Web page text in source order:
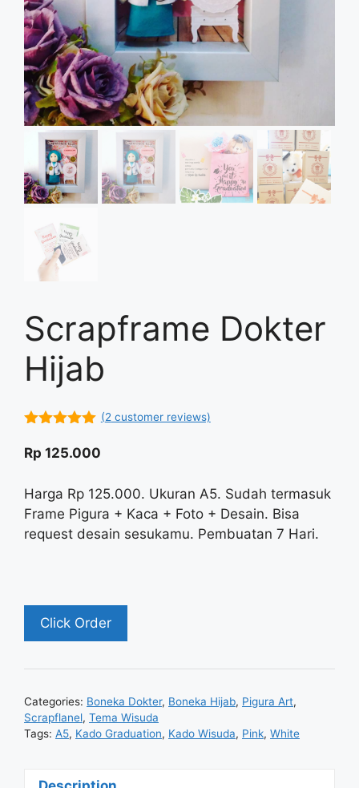
Scrapframe Dokter
Hijab
5
(2 customer reviews)
Rp 125.000
Harga Rp 125.000. Ukuran A5. Sudah termasuk
Frame Pigura + Kaca + Foto + Desain. Bisa
request desain sesukamu. Pembuatan 7 Hari.
Click Order
Categories: Boneka Dokter, Boneka Hijab, Pigura Art,
Scrapflanel, Tema Wisuda
Tags: A5, Kado Graduation, Kado Wisuda, Pink, White